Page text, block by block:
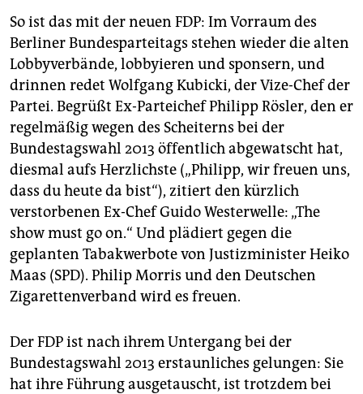
So ist das mit der neuen FDP: Im Vorraum des
Berliner Bundesparteitags stehen wieder die alten
Lobbyverbände, lobbyieren und sponsern, und
drinnen redet Wolfgang Kubicki, der Vize-Chef der
Partei. Begrüßt Ex-Parteichef Philipp Rösler, den er
regelmäßig wegen des Scheiterns bei der
Bundestagswahl 2013 öffentlich abgewatscht hat,
diesmal aufs Herzlichste („Philipp, wir freuen uns,
dass du heute da bist“), zitiert den kürzlich
verstorbenen Ex-Chef Guido Westerwelle: „The
show must go on.“ Und plädiert gegen die
geplanten Tabakwerbote von Justizminister Heiko
Maas (SPD). Philip Morris und den Deutschen
Zigarettenverband wird es freuen.
Der FDP ist nach ihrem Untergang bei der
Bundestagswahl 2013 erstaunliches gelungen: Sie
hat ihre Führung ausgetauscht, ist trotzdem bei